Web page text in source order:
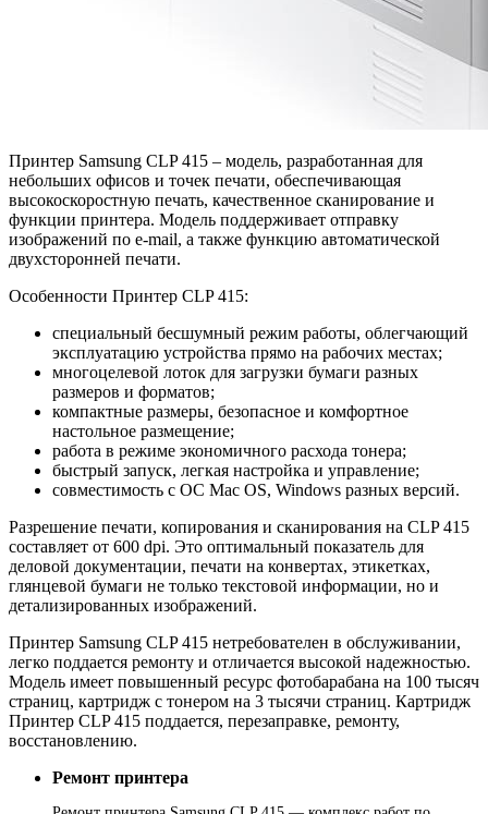
Принтер Samsung CLP 415 – модель, разработанная для
небольших офисов и точек печати, обеспечивающая
высокоскоростную печать, качественное сканирование и
функции принтера. Модель поддерживает отправку
изображений по e-mail, а также функцию автоматической
двухсторонней печати.
Особенности Принтер CLP 415:
специальный бесшумный режим работы, облегчающий
эксплуатацию устройства прямо на рабочих местах;
многоцелевой лоток для загрузки бумаги разных
размеров и форматов;
компактные размеры, безопасное и комфортное
настольное размещение;
работа в режиме экономичного расхода тонера;
быстрый запуск, легкая настройка и управление;
совместимость с ОС Mac OS, Windows разных версий.
Разрешение печати, копирования и сканирования на CLP 415
составляет от 600 dpi. Это оптимальный показатель для
деловой документации, печати на конвертах, этикетках,
глянцевой бумаги не только текстовой информации, но и
детализированных изображений.
Принтер Samsung CLP 415 нетребователен в обслуживании,
легко поддается ремонту и отличается высокой надежностью.
Модель имеет повышенный ресурс фотобарабана на 100 тысяч
страниц, картридж с тонером на 3 тысячи страниц. Картридж
Принтер CLP 415 поддается, перезаправке, ремонту,
восстановлению.
Ремонт принтера